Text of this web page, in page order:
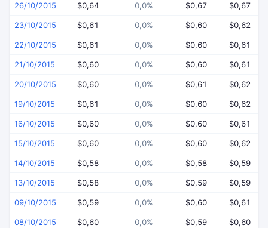
26/10/2015 $0,64 0,0% $0,67 $0,67
23/10/2015 $0,61 0,0% $0,60 $0,62
22/10/2015 $0,61 0,0% $0,60 $0,61
21/10/2015 $0,60 0,0% $0,60 $0,61
20/10/2015 $0,60 0,0% $0,61 $0,62
19/10/2015 $0,61 0,0% $0,60 $0,62
16/10/2015 $0,60 0,0% $0,60 $0,61
15/10/2015 $0,60 0,0% $0,60 $0,62
14/10/2015 $0,58 0,0% $0,58 $0,59
13/10/2015 $0,58 0,0% $0,59 $0,59
09/10/2015 $0,59 0,0% $0,60 $0,61
08/10/2015 $0,60 0,0% $0,59 $0,60